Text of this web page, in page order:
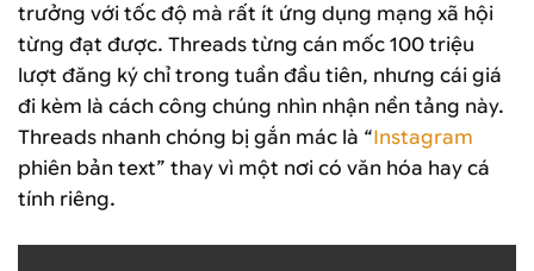
trưởng với tốc độ mà rất ít ứng dụng mạng xã hội
từng đạt được. Threads từng cán mốc 100 triệu
lượt đăng ký chỉ trong tuần đầu tiên, nhưng cái giá
đi kèm là cách công chúng nhìn nhận nền tảng này.
Threads nhanh chóng bị gắn mác là “Instagram
phiên bản text” thay vì một nơi có văn hóa hay cá
tính riêng.